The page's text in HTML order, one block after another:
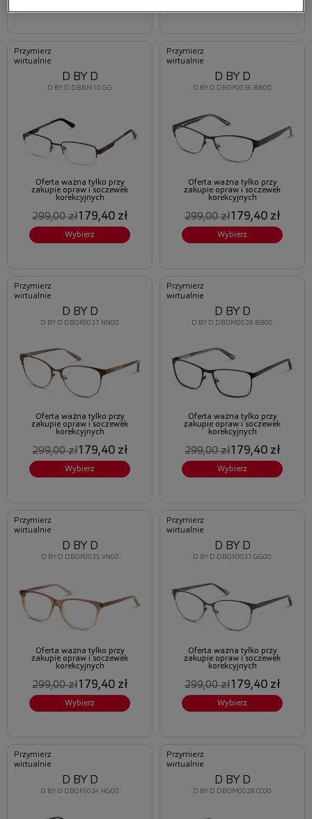
Przymierz
wirtualnie
D BY D DBBM10 GG
D BY D
Oferta ważna tylko przy
zakupie opraw i soczewek
korekcyjnych
299,00 zł179,40 zł
Wybierz
Przymierz
wirtualnie
D BY D DBOF0036 BB00
D BY D
Oferta ważna tylko przy
zakupie opraw i soczewek
korekcyjnych
299,00 zł179,40 zł
Wybierz
Przymierz
wirtualnie
D BY D DBOF0037 NN00
D BY D
Oferta ważna tylko przy
zakupie opraw i soczewek
korekcyjnych
299,00 zł179,40 zł
Wybierz
Przymierz
wirtualnie
D BY D DBOM0029 BB00
D BY D
Oferta ważna tylko przy
zakupie opraw i soczewek
korekcyjnych
299,00 zł179,40 zł
Wybierz
Przymierz
wirtualnie
D BY D DBOF0035 VN00
D BY D
Oferta ważna tylko przy
zakupie opraw i soczewek
korekcyjnych
299,00 zł179,40 zł
Wybierz
Przymierz
wirtualnie
D BY D DBOF0037 GG00
D BY D
Oferta ważna tylko przy
zakupie opraw i soczewek
korekcyjnych
299,00 zł179,40 zł
Wybierz
Przymierz
wirtualnie
D BY D DBOF5034 HG00
D BY D
Przymierz
wirtualnie
D BY D DBOM0028 CC00
D BY D